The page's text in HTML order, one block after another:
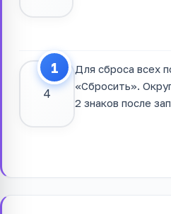
4
Для сброса всех
«Сбросить».
2 знаков после